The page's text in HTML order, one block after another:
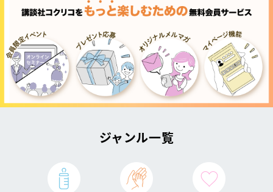
ジャンル一覧